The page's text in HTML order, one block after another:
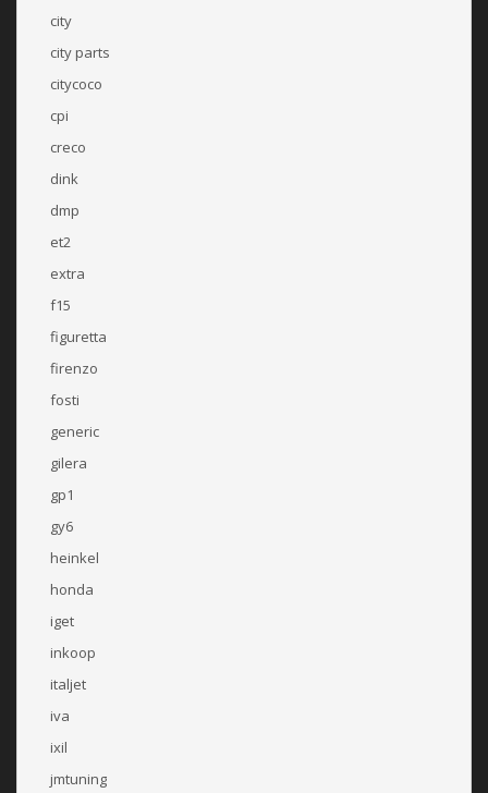
city
city parts
citycoco
cpi
creco
dink
dmp
et2
extra
f15
figuretta
firenzo
fosti
generic
gilera
gp1
gy6
heinkel
honda
iget
inkoop
italjet
iva
ixil
jmtuning